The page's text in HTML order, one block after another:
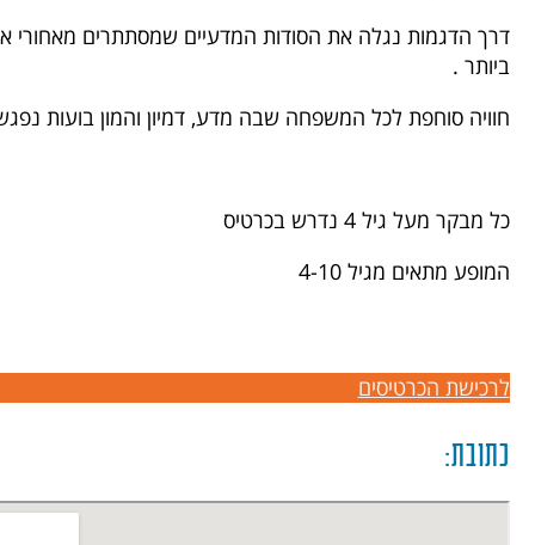
דרך הדגמות נגלה את הסודות המדעיים שמסתתרים מאחורי
ביותר .
חוויה סוחפת לכל המשפחה שבה מדע, דמיון והמון בועות
כל מבקר מעל גיל 4 נדרש בכרטיס
המופע מתאים מגיל 4-10
לרכישת הכרטיסים
כתובת: